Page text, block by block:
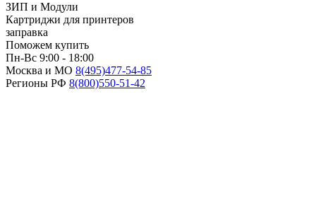
ЗИП и Модули
Картриджи для принтеров
заправка
Поможем купить
Пн-Вс 9:00 - 18:00
Москва и МО 8(495)477-54-85
Регионы РФ 8(800)550-51-42